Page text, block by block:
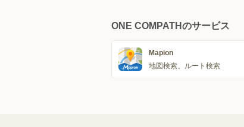
ONE COMPATHのサービス
Mapion
地図検索、ルート検索